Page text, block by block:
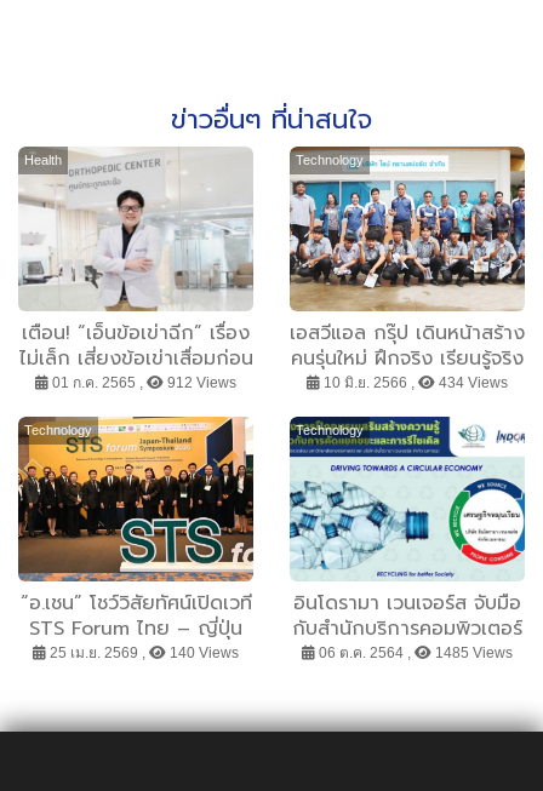
ข่าวอื่นๆ ที่น่าสนใจ
Health
เตือน! “เอ็นข้อเข่าฉีก” เรื่อง
ไม่เล็ก เสี่ยงข้อเข่าเสื่อมก่อน
วัย
01 ก.ค. 2565 , 912 Views
Technology
เอสวีแอล กรุ๊ป เดินหน้าสร้าง
คนรุ่นใหม่ ฝึกจริง เรียนรู้จริง
หลักสูตร “สาขาเทคนิคซ่อม
บำรุง” ให้ นศ.วิทยาลัยการ
อาชีพบางสะพาน
10 มิ.ย. 2566 , 434 Views
Technology
“อ.เชน” โชว์วิสัยทัศน์เปิดเวที
STS Forum ไทย – ญี่ปุ่น
2026 ผนึกกำลังภาค
กลายเป็นผลิตภัณฑ์ที่สร้าง
25 เม.ย. 2569 , 140 Views
Technology
อินโดรามา เวนเจอร์ส จับมือ
กับสำนักบริการคอมพิวเตอร์
มหาวิทยาลัยเกษตรศาสตร์
การจัดการขยะรีไซเคิล
06 ต.ค. 2564 , 1485 Views